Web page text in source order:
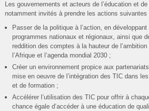
Les gouvernements et acteurs de l’éducation et
notamment invités à prendre les actions suivantes
Passer de la politique à l’action, en
programmes nationaux et régionaux, ainsi que
reddition des comptes à la hauteur de l’ambition
l’Afrique et l’agenda mondial 2030 ;
Créer un environnement propice aux
mise en oeuvre de l’intégration des TIC dans
et de formation ;
Accélérer l’utilisation des TIC pour offrir à
chance égale d’accéder à une éducation de